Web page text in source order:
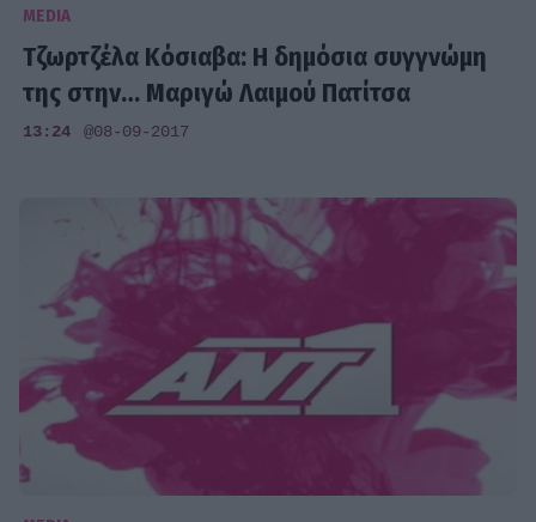
MEDIA
Τζωρτζέλα Κόσιαβα: Η δημόσια συγγνώμη
της στην… Μαριγώ Λαιμού Πατίτσα
13:24 @08-09-2017